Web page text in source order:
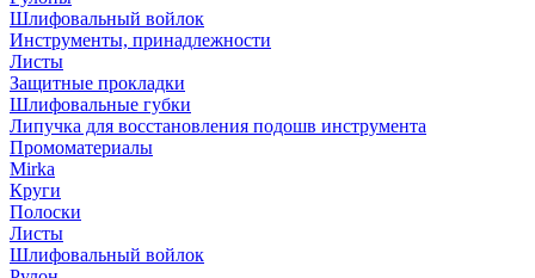
Шлифовальный войлок
Инструменты, принадлежности
Листы
Защитные прокладки
Шлифовальные губки
Липучка для восстановления подошв инструмента
Промоматериалы
Mirka
Круги
Полоски
Листы
Шлифовальный войлок